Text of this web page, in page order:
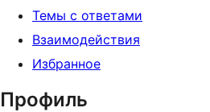
Темы с ответами
Взаимодействия
Избранное
Профиль